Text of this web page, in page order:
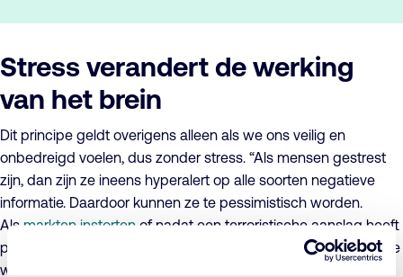
Stress verandert de werking
van het brein
Dit principe geldt overigens alleen als we ons veilig en
onbedreigd voelen, dus zonder stress. “Als mensen gestrest
zijn, dan zijn ze ineens hyperalert op alle soorten negatieve
informatie. Daardoor kunnen ze te pessimistisch worden.
Als markten instorten of nadat een terroristische aanslag heeft
plaatsgevonden, raken mensen erg gestrest. Dat verandert de
werking van het brein waardoor de optimisme-bias verdwijnt.